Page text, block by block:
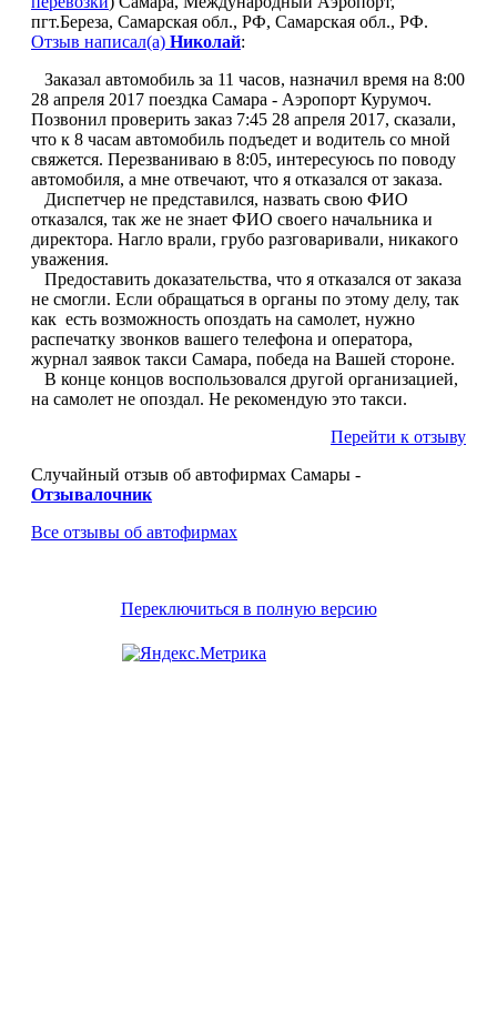
пгт.Береза, Самарская обл., РФ, Самарская обл., РФ.
Отзыв написал(а) Николай:
Заказал автомобиль за 11 часов, назначил время на 8:00
28 апреля 2017 поездка Самара - Аэропорт Курумоч.
Позвонил проверить заказ 7:45 28 апреля 2017, сказали,
что к 8 часам автомобиль подъедет и водитель со мной
свяжется. Перезваниваю в 8:05, интересуюсь по поводу
автомобиля, а мне отвечают, что я отказался от заказа.
Диспетчер не представился, назвать свою ФИО
отказался, так же не знает ФИО своего начальника и
директора. Нагло врали, грубо разговаривали, никакого
уважения.
Предоставить доказательства, что я отказался от заказа
не смогли. Если обращаться в органы по этому делу, так
как есть возможность опоздать на самолет, нужно
распечатку звонков вашего телефона и оператора,
журнал заявок такси Самара, победа на Вашей стороне.
В конце концов воспользовался другой организацией,
на самолет не опоздал. Не рекомендую это такси.
Перейти к отзыву
Случайный отзыв об автофирмах Самары -
Отзывалочник
Все отзывы об автофирмах
Переключиться в полную версию